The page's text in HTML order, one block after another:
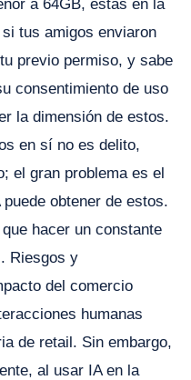
a 64GB, estás en la
tus amigos enviaron
previo permiso, y sabe
consentimiento de uso
la dimensión de estos.
en sí no es delito,
el gran problema es el
obtener de estos.
hacer un constante
Riesgos y
del comercio
humanas
de retail. Sin embargo,
al usar IA en la